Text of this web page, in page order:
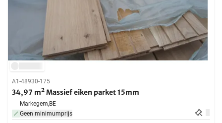
A1-48930-175
34,97 m² Massief eiken parket 15mm
Markegem,BE
Geen minimumprijs